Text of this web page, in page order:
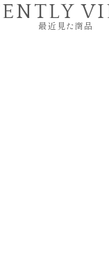
最近見た商品